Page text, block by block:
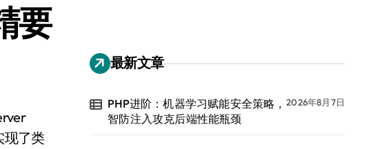
要
现了类
最新文章
PHP进阶：机器学习赋能安全策略，
智防注入攻克后端性能瓶颈
2026年8月7日